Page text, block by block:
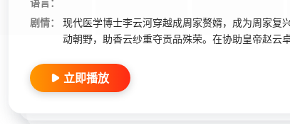
语言：
剧情：
现代医学博士李云河穿越成周家赘婿，成为周家复
动朝野，助香云纱重夺贡品殊荣。在协助皇帝赵云
立即播放